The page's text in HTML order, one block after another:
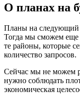
О планах на
Планы на следующий
Тогда мы сможем еще
те районы, которые
количество запросов.
Сейчас мы не можем
нужно соблюдать
экономическая